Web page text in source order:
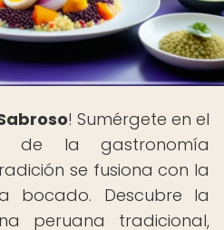
! Sumérgete en el
de la gastronomía
se fusiona con la
bocado. Descubre la
peruana tradicional,